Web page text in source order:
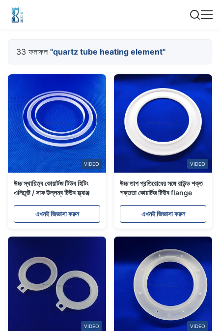
33 ফলাফল "quartz tube heating element"
VIDEO
উচ্চ স্থায়িত্ব কোয়ার্টজ টিউব হিটিং
এলিমেন্ট / সাফ উল্লম্ব টিউব ফ্ল্যাঞ্জ
এখনই জিজ্ঞাসা করুন
VIDEO
উচ্চ তাপ প্রতিরোধের সঙ্গে রাউন্ড শক্ত
শক্ততা কোয়ার্টজ টিউব flange
এখনই জিজ্ঞাসা করুন
VIDEO VIDEO